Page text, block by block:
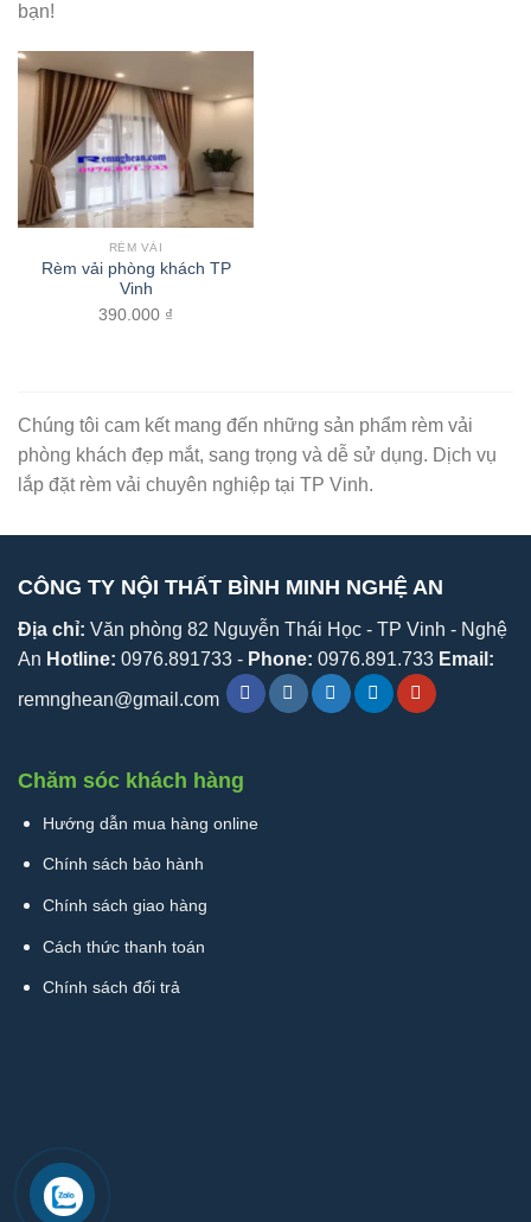
bạn!
RÈM VẢI
Rèm vải phòng khách TP
Vinh
390.000 ₫
Chúng tôi cam kết mang đến những sản phẩm rèm vải
phòng khách đẹp mắt, sang trọng và dễ sử dụng. Dịch vụ
lắp đặt rèm vải chuyên nghiệp tại TP Vinh.
CÔNG TY NỘI THẤT BÌNH MINH NGHỆ AN
Địa chỉ: Văn phòng 82 Nguyễn Thái Học - TP Vinh - Nghệ
An Hotline: 0976.891733 - Phone: 0976.891.733 Email:
remnghean@gmail.com
Chăm sóc khách hàng
Hướng dẫn mua hàng online
Chính sách bảo hành
Chính sách giao hàng
Cách thức thanh toán
Chính sách đổi trả